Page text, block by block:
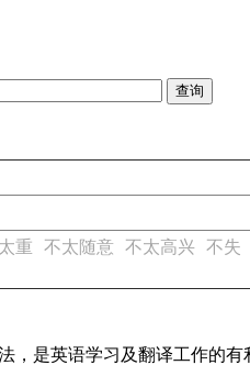
重 不太随意 不太高兴 不失
，是英语学习及翻译工作的有